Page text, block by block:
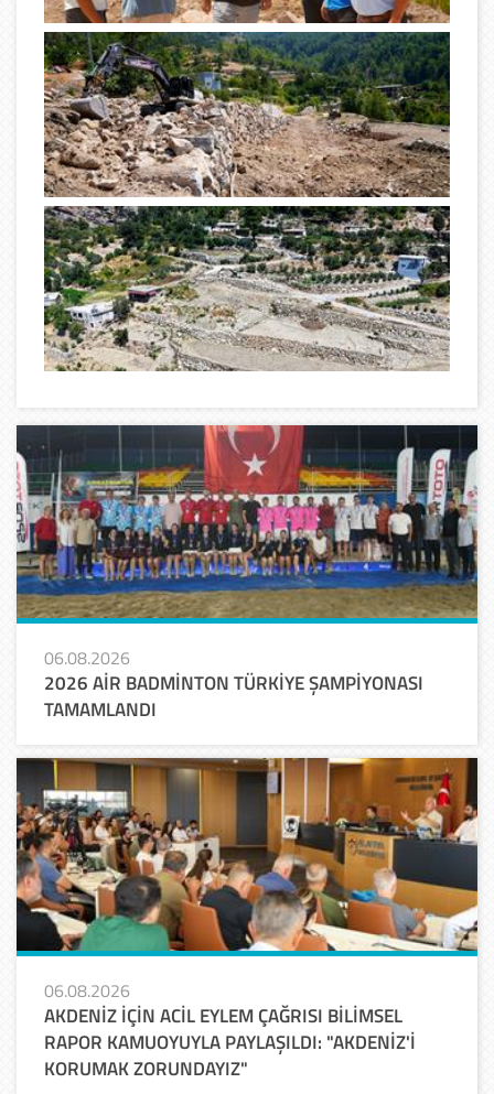
06.08.2026
2026 AİR BADMİNTON TÜRKİYE ŞAMPİYONASI
TAMAMLANDI
06.08.2026
AKDENİZ İÇİN ACİL EYLEM ÇAĞRISI BİLİMSEL
RAPOR KAMUOYUYLA PAYLAŞILDI: "AKDENİZ'İ
KORUMAK ZORUNDAYIZ"